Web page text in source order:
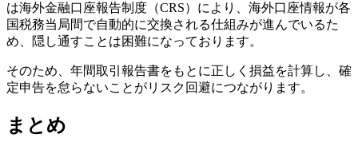
は海外金融口座報告制度（CRS）により、海外口座情報が各
国税務当局間で自動的に交換される仕組みが進んでいるた
め、隠し通すことは困難になっております。
そのため、年間取引報告書をもとに正しく損益を計算し、確
定申告を怠らないことがリスク回避につながります。
まとめ